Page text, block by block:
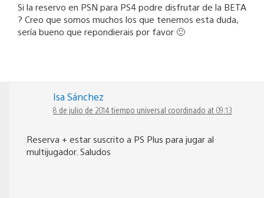
Si la reservo en PSN para PS4 podre disfrutar de la BETA
? Creo que somos muchos los que tenemos esta duda,
sería bueno que repondierais por favor 🙂
Isa Sánchez
8 de julio de 2014 tiempo universal coordinado at 09:13
Reserva + estar suscrito a PS Plus para jugar al
multijugador. Saludos